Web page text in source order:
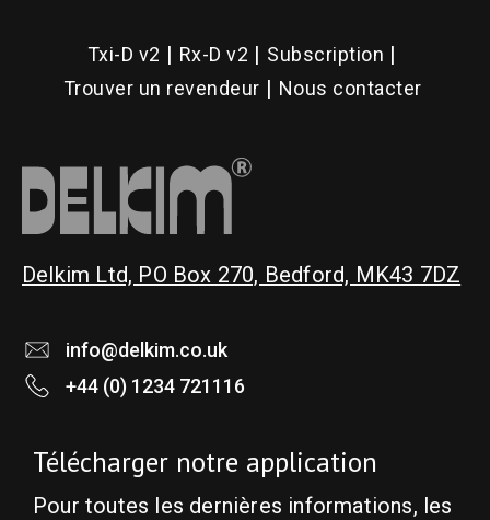
on
the
page
may
page
Txi-D v2 Rx-D v2
Subscription
Trouver un revendeur
Nous contacter
Delkim Ltd, PO Box 270, Bedford, MK43 7DZ
info@delkim.co.uk
+44 (0) 1234 721116
Télécharger notre application
Pour toutes les dernières informations, les